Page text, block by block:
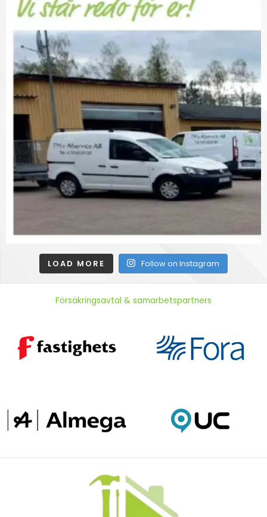
LOAD MORE Follow on Instagram
Försäkringsavtal & samarbetspartners